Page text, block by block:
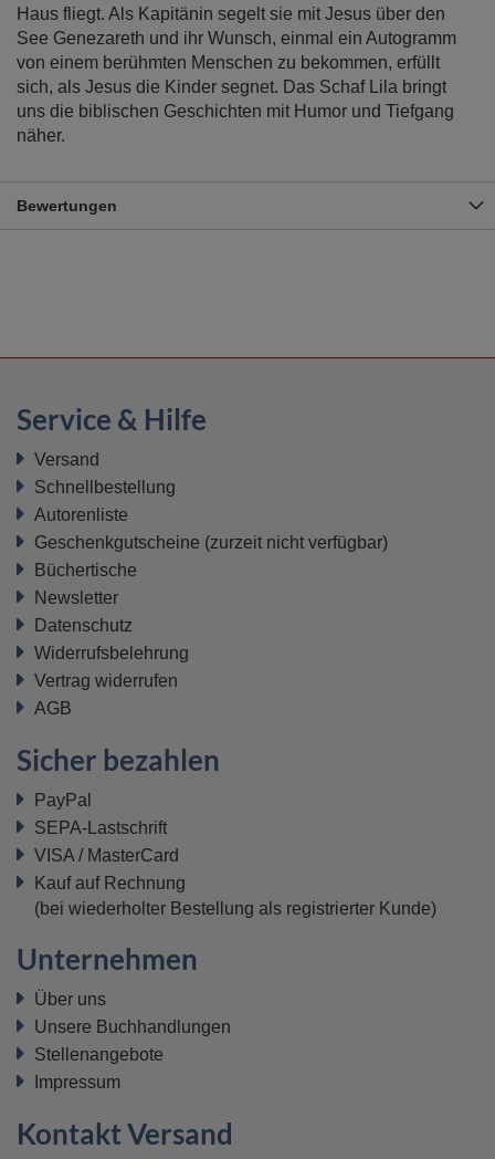
Haus fliegt. Als Kapitänin segelt sie mit Jesus über den
See Genezareth und ihr Wunsch, einmal ein Autogramm
von einem berühmten Menschen zu bekommen, erfüllt
sich, als Jesus die Kinder segnet. Das Schaf Lila bringt
uns die biblischen Geschichten mit Humor und Tiefgang
näher.
Bewertungen
Service & Hilfe
Versand
Schnellbestellung
Autorenliste
Geschenkgutscheine (zurzeit nicht verfügbar)
Büchertische
Newsletter
Datenschutz
Widerrufsbelehrung
Vertrag widerrufen
AGB
Sicher bezahlen
PayPal
SEPA-Lastschrift
VISA / MasterCard
Kauf auf Rechnung
(bei wiederholter Bestellung als registrierter Kunde)
Unternehmen
Über uns
Unsere Buchhandlungen
Stellenangebote
Impressum
Kontakt Versand